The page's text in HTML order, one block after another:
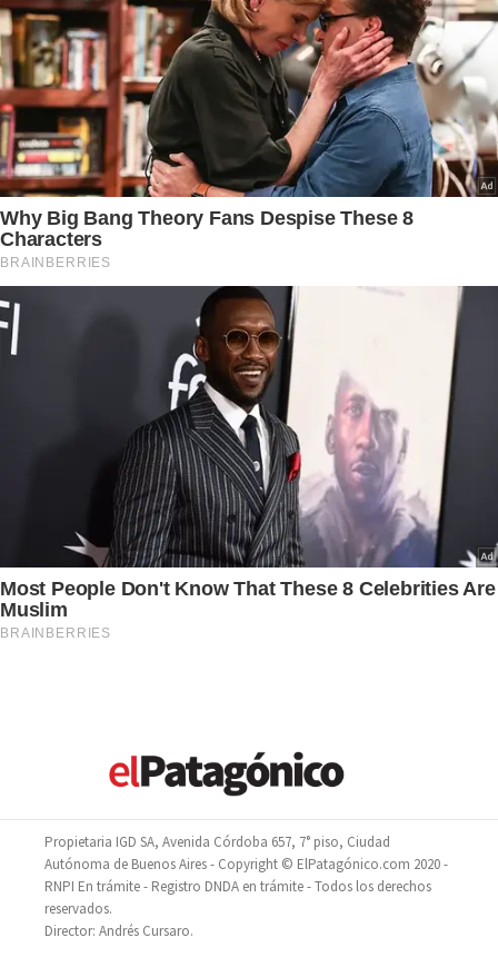
Propietaria IGD SA, Avenida Córdoba 657, 7° piso, Ciudad
Autónoma de Buenos Aires - Copyright © ElPatagónico.com 2020 -
RNPI En trámite - Registro DNDA en trámite - Todos los derechos
reservados.
Director: Andrés Cursaro.